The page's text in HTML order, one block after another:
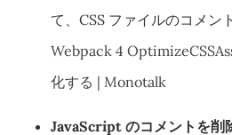
て、CSS ファイルのコメン
Webpack 4
化する | Monotalk
JavaScript のコメントを削